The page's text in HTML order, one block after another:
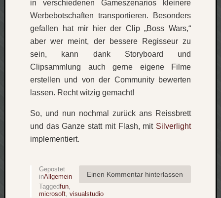
in verschiedenen Gameszenarios kleinere
Werbebotschaften transportieren. Besonders
gefallen hat mir hier der Clip „Boss Wars,“
aber wer meint, der bessere Regisseur zu
sein, kann dank Storyboard und
Clipsammlung auch gerne eigene Filme
erstellen und von der Community bewerten
lassen. Recht witzig gemacht!
So, und nun nochmal zurück ans Reissbrett
und das Ganze statt mit Flash, mit Silverlight
implementiert.
Einen Kommentar hinterlassen
Gepostet
inAllgemein
Taggedfun
microsoft visualstudio